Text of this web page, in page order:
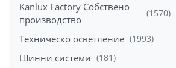
Kanlux Factory Собствено
производство
(1570)
Техническо осветление (1993)
Шинни системи (181)